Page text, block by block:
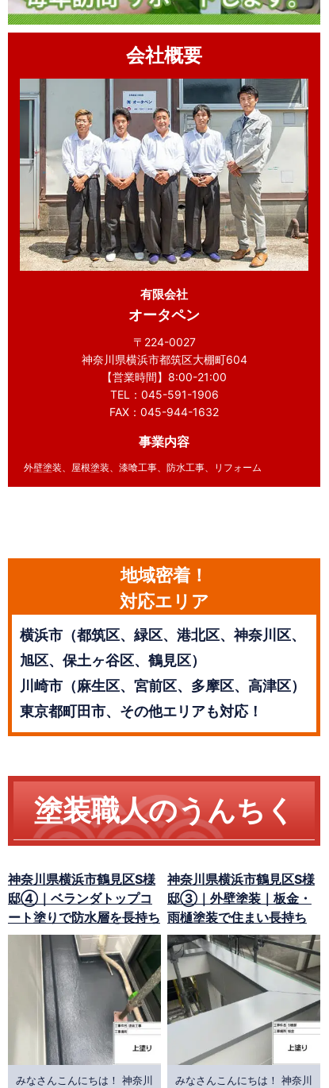
会社概要
有限会社
オータペン
〒224-0027
神奈川県横浜市都筑区大棚町604
【営業時間】8:00-21:00
TEL：045-591-1906
FAX：045-944-1632
事業内容
外壁塗装、屋根塗装、漆喰工事、防水工事、リフォーム
地域密着！
対応エリア
横浜市（都筑区、緑区、港北区、神奈川区、
旭区、保土ヶ谷区、鶴見区）
川崎市（麻生区、宮前区、多摩区、高津区）
東京都町田市、その他エリアも対応！
塗装職人のうんちく
神奈川県横浜市鶴見区S様
邸④｜ベランダトップコ
ート塗りで防水層を長持ち
みなさんこんにちは！ 神奈川
神奈川県横浜市鶴見区S様
邸③｜外壁塗装｜板金・
雨樋塗装で住まい長持ち
みなさんこんにちは！ 神奈川